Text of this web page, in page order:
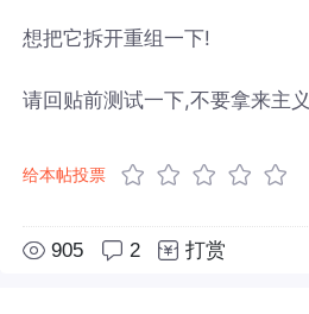
想把它拆开重组一下!
请回贴前测试一下,不要拿来主义
给本帖投票
905 2 打赏